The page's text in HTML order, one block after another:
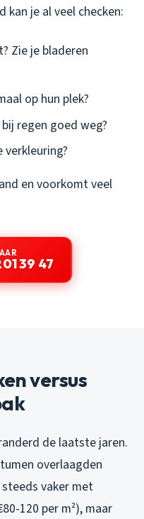
kan je al veel checken:
Zie je bladeren
op hun plek?
regen goed weg?
verkleuring?
en voorkomt veel
39 47
versus
de laatste jaren.
overlaagden
steeds vaker met
120 per m²), maar